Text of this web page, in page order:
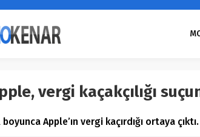
vergi kaçakçılığı
boyunca Apple’ın vergi kaçırdığı ortaya çıktı.